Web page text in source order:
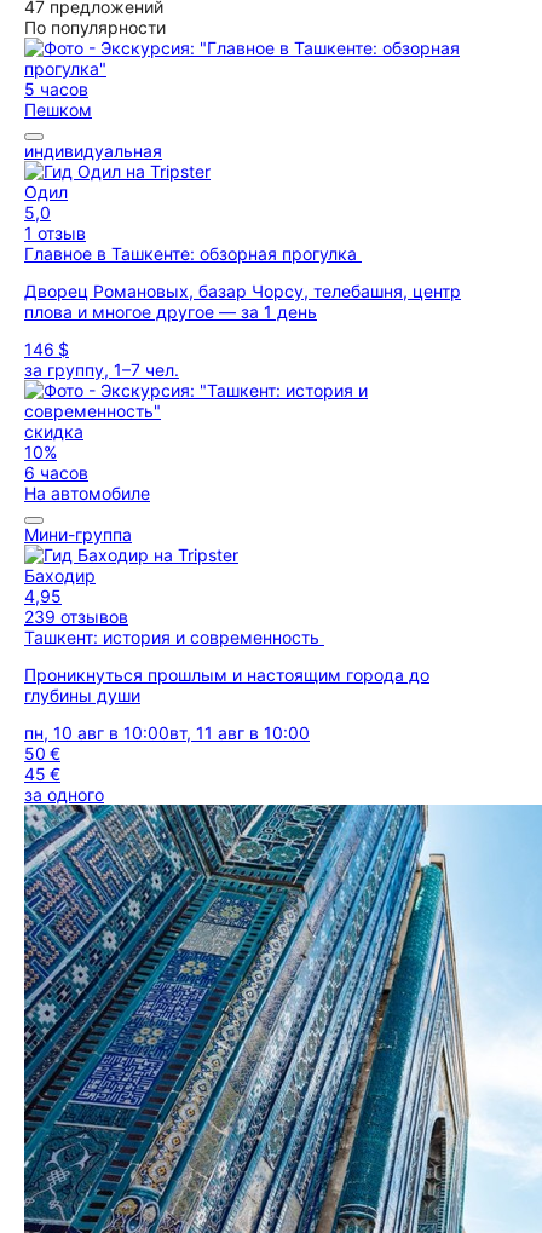
47 предложений
По популярности
5 часов
Пешком
индивидуальная
Одил
5,0
1 отзыв
Главное в Ташкенте: обзорная прогулка
Дворец Романовых, базар Чорсу, телебашня, центр
плова и многое другое — за 1 день
146 $
за группу, 1–7 чел.
скидка
10%
6 часов
На автомобиле
Мини-группа
Баходир
4,95
239 отзывов
Ташкент: история и современность
Проникнуться прошлым и настоящим города до
глубины души
пн, 10 авг в 10:00вт, 11 авг в 10:00
50 €
45 €
за одного